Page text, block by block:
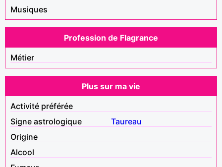
Musiques
Profession de Flagrance
Métier
Plus sur ma vie
Activité préférée
Signe astrologique
Taureau
Origine
Alcool